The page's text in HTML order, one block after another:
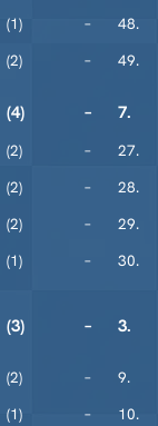
(1) –
48.
(2) – 49.
(4) – 7.
(2) –
27.
(2) –
28.
(2) –
29.
(1) – 30.
(3) – 3.
(2) –
9.
(1) –
10.